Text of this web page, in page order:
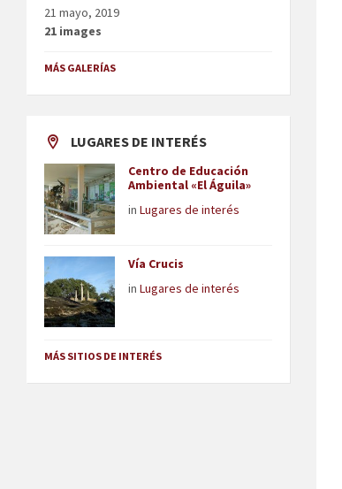
21 mayo, 2019
21 images
MÁS GALERÍAS
LUGARES DE INTERÉS
Centro de Educación
Ambiental «El Águila»
in Lugares de interés
Vía Crucis
in Lugares de interés
MÁS SITIOS DE INTERÉS